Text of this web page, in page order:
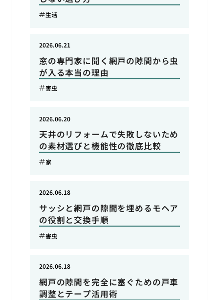
生活
窓の専門家に聞く網戸の隙間から虫
が入る本当の理由
2026.06.21
害虫
天井のリフォームで失敗しないため
の素材選びと機能性の徹底比較
2026.06.20
家
サッシと網戸の隙間を埋めるモヘア
の役割と交換手順
2026.06.18
害虫
網戸の隙間を完全に塞ぐための戸車
調整とテープ活用術
2026.06.18